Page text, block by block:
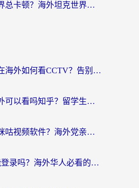
海外玩坦克世界总卡顿？海外坦克世界加速器有哪些？实测好用的选择在这里
海外党亲测：在海外如何看CCTV？告别“仅限大陆播放”的实用指南
央视影音在海外可以看吗知乎？留学生亲测：3步解决地域限制+追剧自由
在国外怎么看咪咕视频软件？海外党亲测有效的回国加速方案
12123在国外能登录吗？海外华人必看的回国加速实用指南